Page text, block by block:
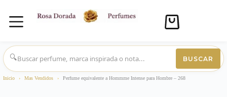
Saltar
al
contenido
Carro
compra
🔍
BUSCAR
Inicio › Mas Vendidos › Perfume equivalente a Hommme Intense para Hombre – 268